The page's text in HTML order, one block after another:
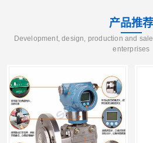
产品推荐
Development, design, production and
enterprises